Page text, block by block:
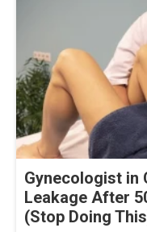
Gynecologist in
Leakage After
(Stop Doing